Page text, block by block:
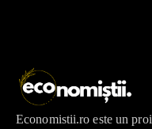
Economistii.ro este un